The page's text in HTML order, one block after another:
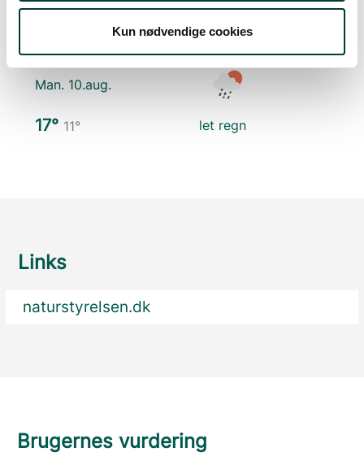
Kun nødvendige cookies
klar himmel
Man. 10.aug.
17° 11° let regn
Links
naturstyrelsen.dk
Brugernes vurdering